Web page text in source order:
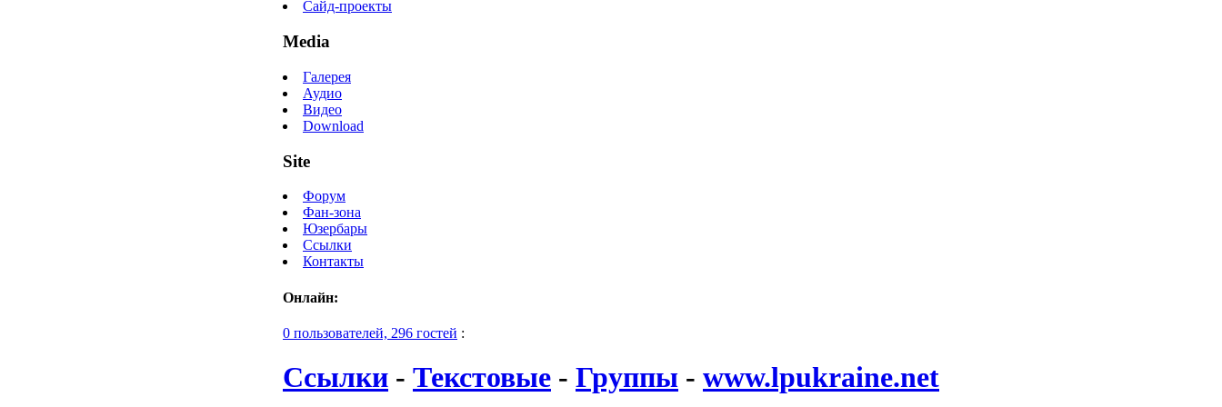
Сайд-проекты
Media
Галерея
Аудио
Видео
Download
Site
Форум
Фан-зона
Юзербары
Ссылки
Контакты
Онлайн:
0 пользователей, 296 гостей :
Ссылки - Текстовые - Группы - www.lpukraine.net